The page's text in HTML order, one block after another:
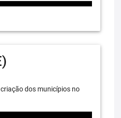
dos municípios no